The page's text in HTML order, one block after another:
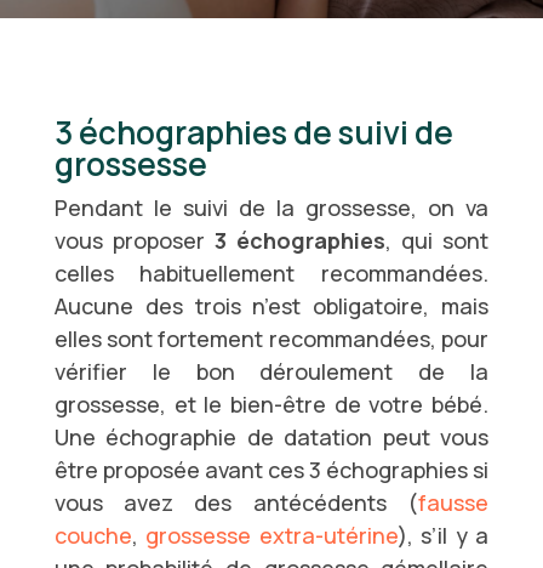
3 échographies de suivi de
grossesse
Pendant le suivi de la grossesse, on va
vous proposer 3 échographies, qui sont
celles habituellement recommandées.
Aucune des trois n’est obligatoire, mais
elles sont fortement recommandées, pour
vérifier le bon déroulement de la
grossesse, et le bien-être de votre bébé.
Une échographie de datation peut vous
être proposée avant ces 3 échographies si
vous avez des antécédents (fausse
couche, grossesse extra-utérine), s’il y a